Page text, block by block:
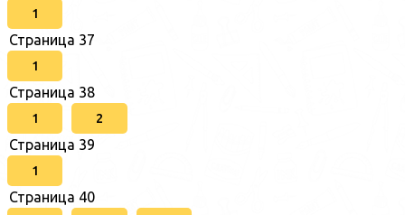
1
Страница 37
1
Страница 38
1 2
Страница 39
1
Страница 40